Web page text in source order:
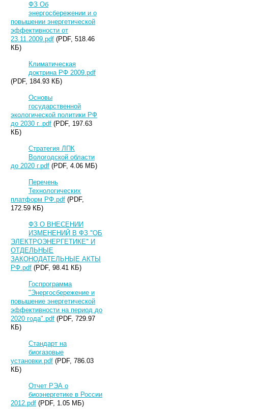
ФЗ Об
энергосбережении и о
повышении энергетической
эффективности от
23.11.2009.pdf (PDF, 518.46
КБ)
Климатическая
доктрина РФ 2009.pdf
(PDF, 184.93 КБ)
Основы
государственной
экологической политики РФ
до 2030 г..pdf (PDF, 197.63
КБ)
Стратегия ЛПК
Вологодской области
до 2020 г.pdf (PDF, 4.06 МБ)
Перечень
Технологических
платформ РФ.pdf (PDF,
172.59 КБ)
ФЗ О ВНЕСЕНИИ
ИЗМЕНЕНИЙ В ФЗ "ОБ
ЭЛЕКТРОЭНЕРГЕТИКЕ" И
ОТДЕЛЬНЫЕ
ЗАКОНОДАТЕЛЬНЫЕ АКТЫ
РФ.pdf (PDF, 98.41 КБ)
Госпрограмма
"Энергосбережение и
повышение энергетической
эффективности на период до
2020 года".pdf (PDF, 729.97
КБ)
Стандарт на
биогазовые
установки.pdf (PDF, 786.03
КБ)
Отчет РЭА о
биоэнергетике в России
2012.pdf (PDF, 1.05 МБ)